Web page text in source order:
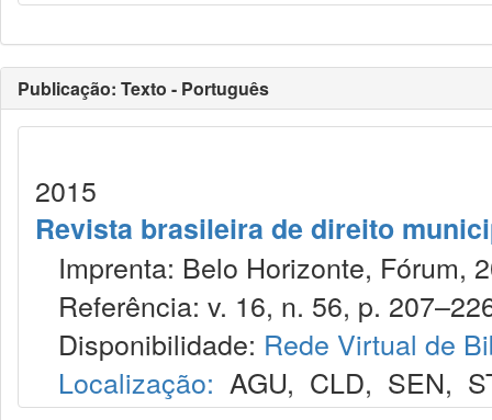
Publicação: Texto - Português
2015
Revista brasileira de direito
Imprenta: Belo Horizonte, Fórum,
Referência: v. 16, n. 56, p.
Disponibilidade: Rede Virtual de
Localização: AGU, CLD, SEN,